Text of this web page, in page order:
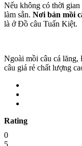
Nếu không có thời gian
làm sẵn. Nơi bán mồi
là ở Đồ câu Tuấn Kiệt.
Ngoài mồi câu cá lăng,
câu giá rẻ chất lượng
Rating
0
5